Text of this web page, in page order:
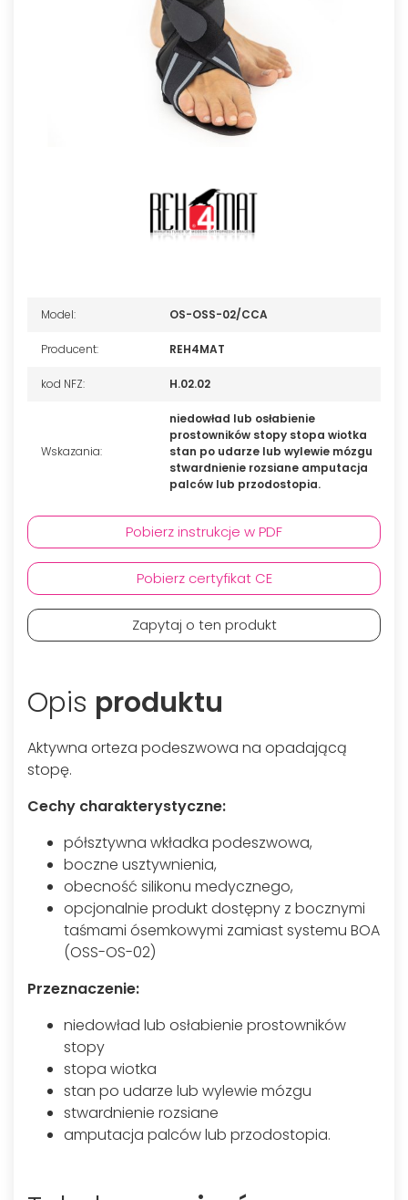
Model: OS-OSS-02/CCA
Producent: REH4MAT
kod NFZ: H.02.02
Wskazania:
niedowład lub osłabienie
prostowników stopy stopa wiotka
stan po udarze lub wylewie mózgu
stwardnienie rozsiane amputacja
palców lub przodostopia.
Pobierz instrukcje w PDF
Pobierz certyfikat CE
Zapytaj o ten produkt
Opis produktu
Aktywna orteza podeszwowa na opadającą
stopę.
Cechy charakterystyczne:
półsztywna wkładka podeszwowa,
boczne usztywnienia,
obecność silikonu medycznego,
opcjonalnie produkt dostępny z bocznymi
taśmami ósemkowymi zamiast systemu BOA
(OSS-OS-02)
Przeznaczenie:
niedowład lub osłabienie prostowników
stopy
stopa wiotka
stan po udarze lub wylewie mózgu
stwardnienie rozsiane
amputacja palców lub przodostopia.